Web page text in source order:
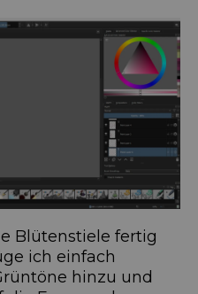
Blütenstiele fertig
ich einfach
hinzu und